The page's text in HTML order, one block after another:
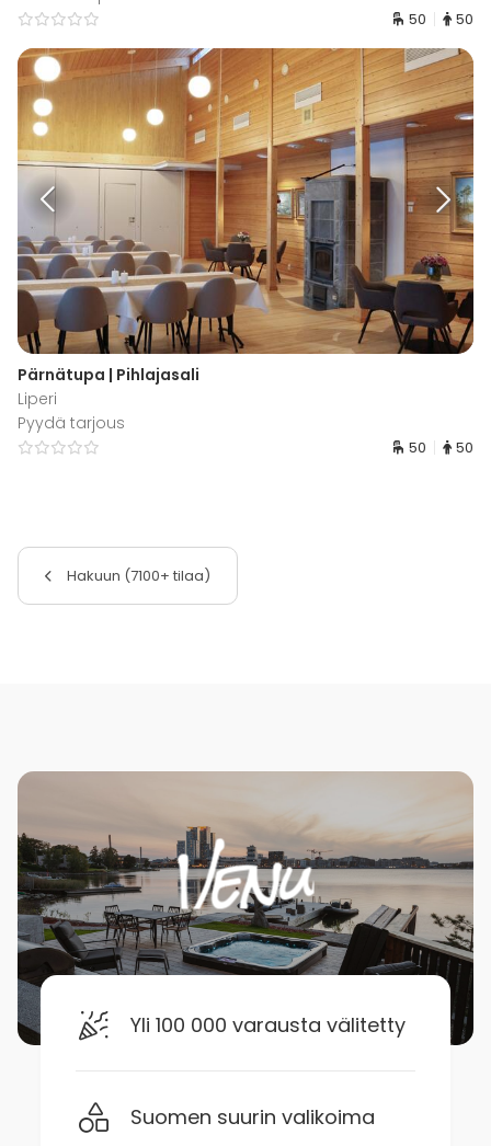
50 50
Pärnätupa | Pihlajasali
Liperi
Pyydä tarjous
50 50
Hakuun (7100+ tilaa)
Yli 100 000 varausta välitetty
Suomen suurin valikoima